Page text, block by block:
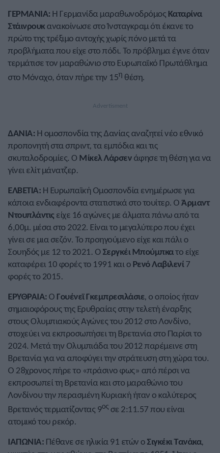
ΓΕΡΜΑΝΙΑ: Η Γερμανίδα μαραθωνοδρόμος Καταρίνα
Στάινρουκανακοίνωσε στο Ίνσταγκραμ ότι έκανε το
πρώτο της τρέξιμο αντοχής χωρίς πόνο μετά τα
προβλήματα που είχε στο πόδι. Το πρόβλημα έγινε όταν
τερμάτισε τον μαραθώνιο στο Ευρωπαϊκό Πρωτάθλημα
στο Μόναχο, όταν πήρε την 15η θέση.
ΔΑΝΙΑ: Η ομοσπονδία της Δανίας αναζητεί νέο εθνικό
προπονητή στα σπριντ, τα εμπόδια και τις
σκυταλοδρομίες. Ο Μίκελ Λάρσενάφησε τη θέση για να
γίνει ελίτ μάνατζερ.
ΕΛΒΕΤΙΑ: Η Ευρωπαϊκή Ομοσπονδία ενημέρωσε για
κάποια ενδιαφέροντα στατιστικά στο τουίτερ. ΟΆρμαντ
Ντουπλάντιςείχε 16 αγώνες με άλματα πάνω από τα
6,00μ. μέσα στο 2022. Είναι το μεγαλύτερο που έχει
γίνει σε μια σεζόν. Το προηγούμενο είχε και πάλι ο
Σουηδός με 12 το 2021. ΟΣεργκέι Μπούμπκατο είχε
καταφέρει 10 φορές το 1991 και ο Ρενό Λαβιλενί7
φορές το 2015.
ΕΡΥΘΡΑΙΑ: Ο Γουένεϊ Γκεμπρεσιλάσιε, ο οποίος ήταν
σημαιοφόρους της Ερυθραίας στην τελετή έναρξης
στους Ολυμπιακούς Αγώνες του 2012 στο Λονδίνο,
στοχεύει να εκπροσωπήσει τη Βρετανία στο Παρίσι το
2024. Μετά την Ολυμπιάδα του 2012 παρέμεινε στη
Βρετανία για να αποφύγει την στράτευση στη χώρα του.
Ο 28χρονος πήρε το «πράσινο φως» από πέρσι να
εκπροσωπεί τη Βρετανία και στο μαραθώνιο του
Λονδίνου την περασμένη Κυριακή ήταν ο καλύτερος
Βρετανός τερματίζοντας 9ος σε 2:11.57 που είναι
ατομικό του ρεκόρ.
ΙΑΠΩΝΙΑ: Πέθανε σε ηλικία 91 ετών οΣιγκέκι Τανάκα,